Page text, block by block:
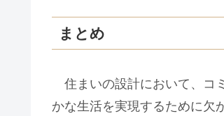
まとめ
住まいの設計において、コ
かな生活を実現するために欠